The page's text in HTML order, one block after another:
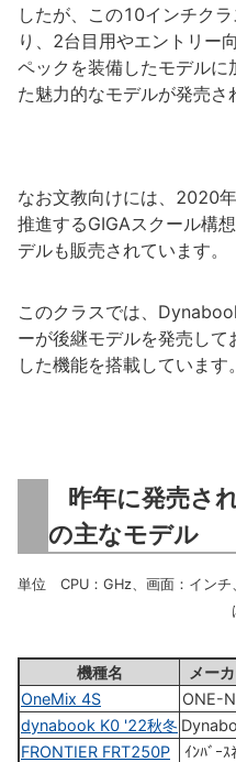
したが、この10インチク
り、2台目用やエントリー
ペックを装備したモデルに
た魅力的なモデルが発売さ
なお文教向けには、2020
推進するGIGAスクール構
デルも販売されています。
このクラスでは、
ーが後継モデルを発売し
した機能を搭載しています。
昨年に発売さ
の主なモデル
単位 CPU：GHz、画面：インチ
機種名 メー
OneMix 4S
ONE-
dynabook K0 '22秋冬
FRONTIER FRT250P
ｲﾝﾊﾞｰｽ